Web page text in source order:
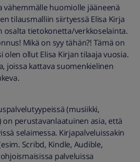
vähemmälle huomiolle jääneenä
tilausmalliin siirtyessä Elisa Kirja
osalta tietokonetta/verkkoselainta.
Mikä on syy tähän?! Tämä on
olen ollut Elisa Kirjan tilaaja vuosia.
joissa kattava suomenkielinen
(musiikki,
on perustavanlaatuinen asia, että
selaimessa. Kirjapalveluissakin
Scribd, Kindle, Audible,
palveluissa